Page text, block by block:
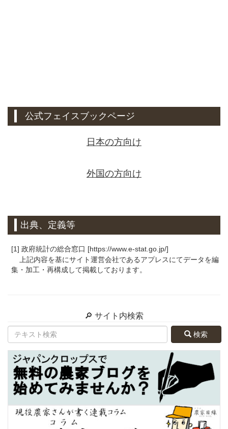
公式フェイスブックページ
日本の方向け
外国の方向け
出典、定義等
[1] 政府統計の総合窓口 [https://www.e-stat.go.jp/]
上記内容を基にサイト運営会社であるアプレスにてデータを編
集・加工・再構成して掲載しております。
🔎 サイト内検索
検索